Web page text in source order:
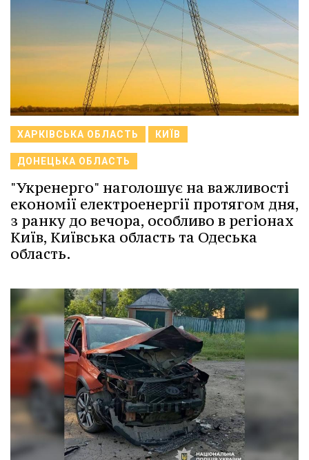
ХАРКІВСЬКА ОБЛАСТЬ КИЇВ
ДОНЕЦЬКА ОБЛАСТЬ
"Укренерго" наголошує на важливості
економії електроенергії протягом дня,
з ранку до вечора, особливо в регіонах
Київ, Київська область та Одеська
область.